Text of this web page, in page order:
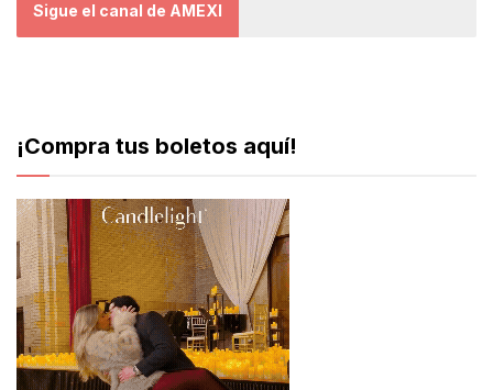
Sigue el canal de AMEXI
¡Compra tus boletos aquí!